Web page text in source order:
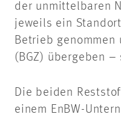
der unmittelbaren
jeweils ein
Betrieb
(BGZ) übergeben
Die beiden
einem EnBW-